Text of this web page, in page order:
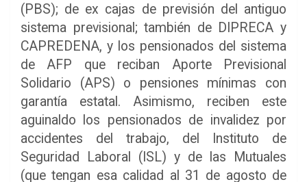
(PBS); de ex cajas de previsión del antiguo
sistema previsional; también de DIPRECA y
CAPREDENA, y los pensionados del sistema
de AFP que reciban Aporte Previsional
Solidario (APS) o pensiones mínimas con
garantía estatal. Asimismo, reciben este
aguinaldo los pensionados de invalidez por
accidentes del trabajo, del Instituto de
Seguridad Laboral (ISL) y de las Mutuales
(que tengan esa calidad al 31 de agosto de